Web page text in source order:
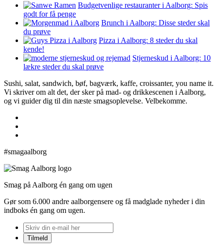
Budgetvenlige restauranter i Aalborg: Spis
godt for få penge
Brunch i Aalborg: Disse steder skal
du prøve
Pizza i Aalborg: 8 steder du skal
kende!
Stjerneskud i Aalborg: 10
lækre steder du skal prøve
Sushi, salat, sandwich, bøf, bagværk, kaffe, croissanter, you name it.
Vi skriver om alt det, der sker på mad- og drikkescenen i Aalborg,
og vi guider dig til din næste smagsoplevelse. Velbekomme.
#smagaalborg
Smag på Aalborg én gang om ugen
Gør som 6.000 andre aalborgensere og få madglade nyheder i din
indboks én gang om ugen.